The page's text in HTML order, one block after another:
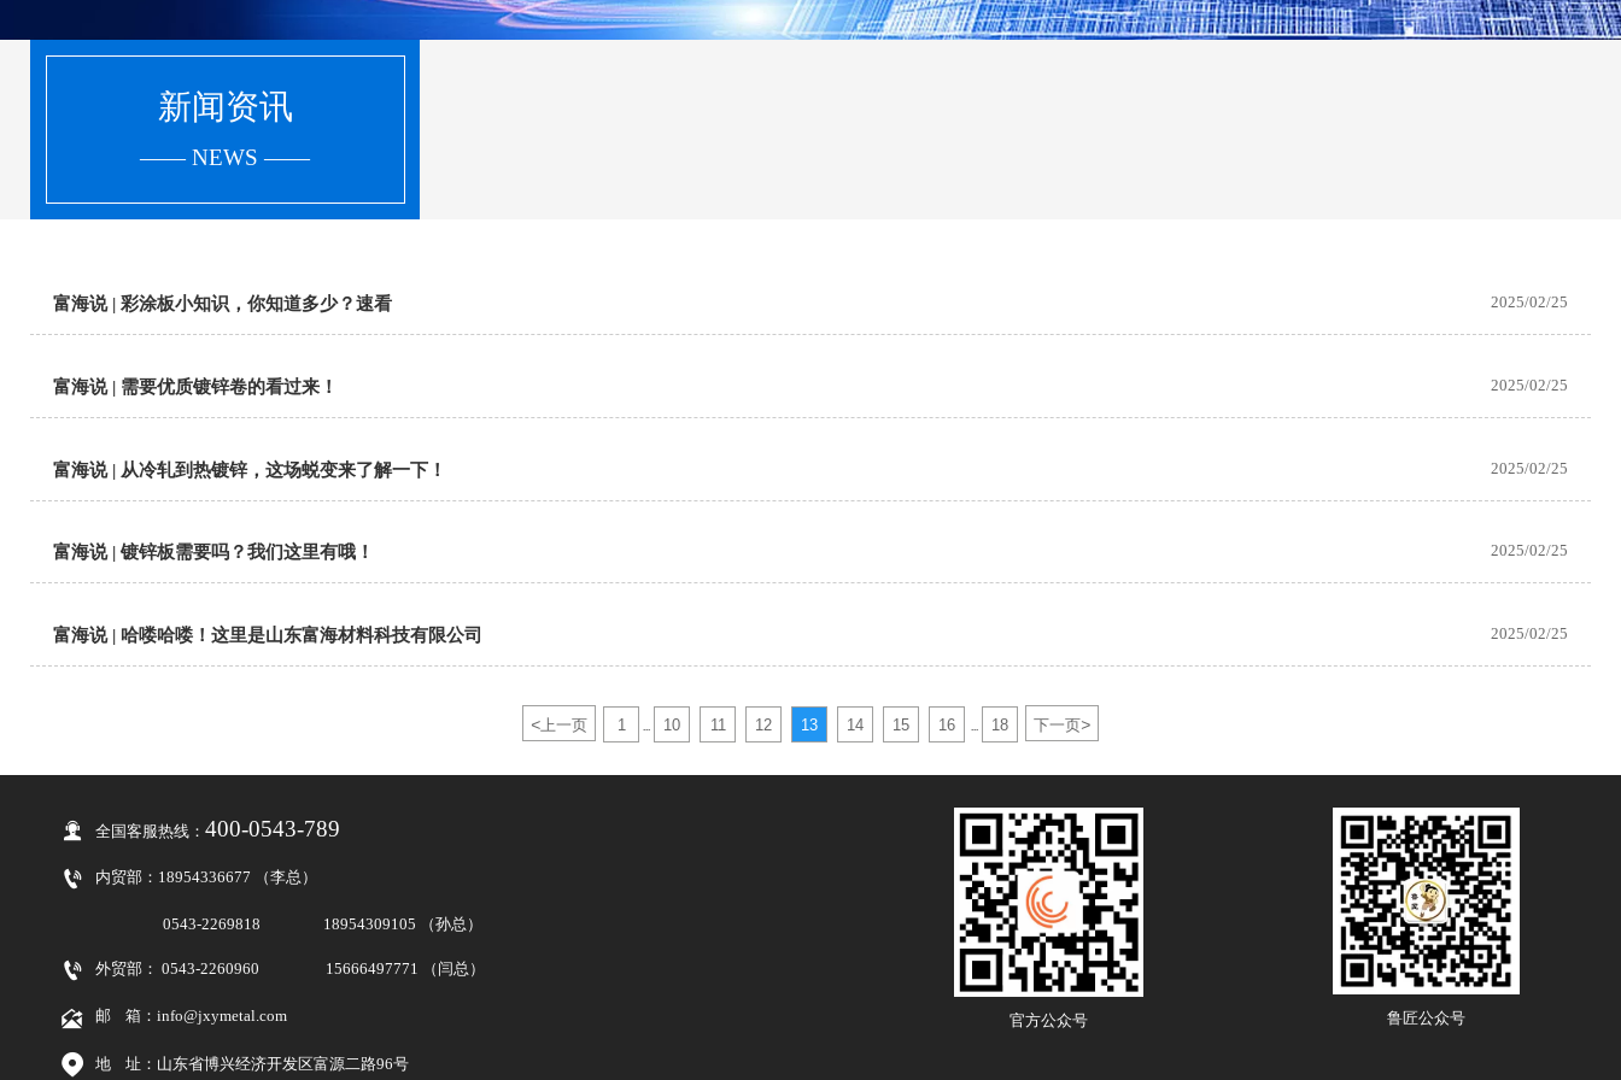
新闻资讯
—— NEWS ——
富海说 | 彩涂板小知识，你知道多少？速看 2025/02/25
富海说 | 需要优质镀锌卷的看过来！ 2025/02/25
富海说 | 从冷轧到热镀锌，这场蜕变来了解一下！ 2025/02/25
富海说 | 镀锌板需要吗？我们这里有哦！ 2025/02/25
富海说 | 哈喽哈喽！这里是山东富海材料科技有限公司 2025/02/25
<上一页 1 ... 10 11 12 13 14 15 16 ... 18 下一页>
 全国客服热线：400-0543-789
 内贸部： 18954336677 （李总）
0543-2269818 18954309105 （孙总）
 外贸部： 0543-2260960 15666497771 （闫总）
 邮 箱：info@jxymetal.com
 地 址：山东省博兴经济开发区富源二路96号
官方公众号 鲁匠公众号